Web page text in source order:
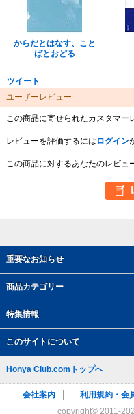
重要なお知らせ
商品カテゴリー
特集情報
このサイトについて
からだとはなす、こと
ばとおどる
ツイート
ユーザーレビュー
この商品に寄せられたカスタマー
レビューを評価するには ログイン
この商品に対するあなたのレビュ
Honya Club.comトップへ
会社案内 利用規約・会
copyright© 2011-